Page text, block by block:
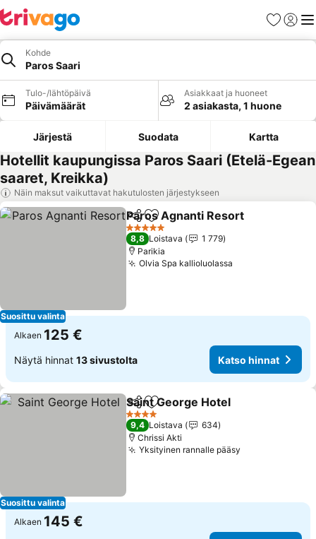
Suosikit
Kohde
Paros Saari
Tulo-/lähtöpäivä
Päivämäärät
Asiakkaat ja huoneet
2 asiakasta, 1 huone
Järjestä Suodata Kartta
Hotellit kaupungissa Paros Saari (Etelä-Egean
saaret, Kreikka)
Näin maksut vaikuttavat hakutulosten järjestykseen
Suosittu valinta
Jaa Lisää suosikkeihin
Paros Agnanti Resort
5 Tähtiluokitus
8,8 Loistava
1 779
Parikia
Olvia Spa kallioluolassa
Alkaen 125 €
Näytä hinnat 13 sivustolta Katso hinnat
Suosittu valinta
Jaa Lisää suosikkeihin
Saint George Hotel
4 Tähtiluokitus
9,4 Loistava
634
Chrissi Akti
Yksityinen rannalle pääsy
Alkaen 145 €